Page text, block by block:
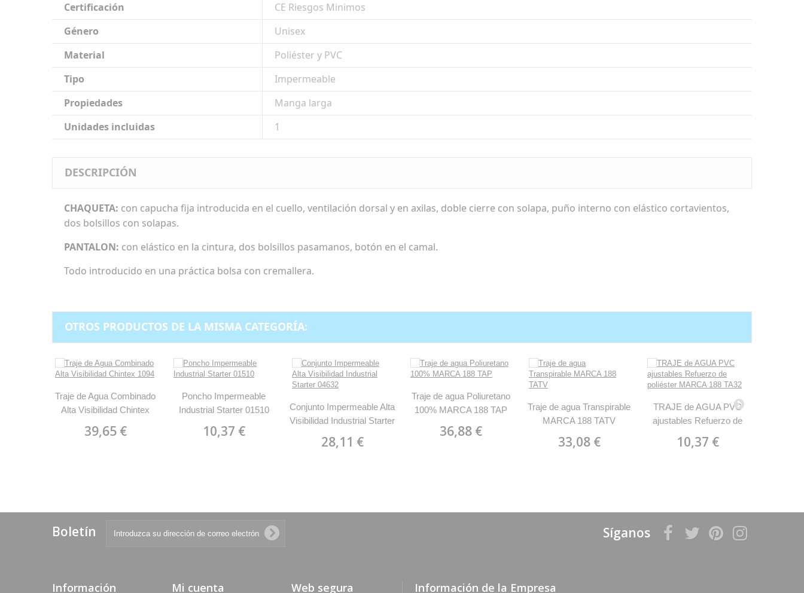
Certificación
CE Riesgos Minimos
Género
Unisex
Material
Poliéster y PVC
Tipo
Impermeable
Propiedades
Manga larga
Unidades incluidas
1
DESCRIPCIÓN
CHAQUETA: con capucha fija introducida en el cuello, ventilación dorsal y en axilas, doble cierre con solapa, puño interno con elástico cortavientos,
dos bolsillos con solapas.
PANTALON: con elástico en la cintura, dos bolsillos pasamanos, botón en el camal.
Todo introducido en una práctica bolsa con cremallera.
OTROS PRODUCTOS DE LA MISMA CATEGORÍA:
Traje de Agua Combinado
Alta Visibilidad Chintex
39,65 €
Poncho Impermeable
Industrial Starter 01510
10,37 €
Conjunto Impermeable Alta
Visibilidad Industrial Starter
28,11 €
Traje de agua Poliuretano
100% MARCA 188 TAP
36,88 €
Traje de agua Transpirable
MARCA 188 TATV
33,08 €
TRAJE de AGUA PVC
ajustables Refuerzo de
TA32
10,37 €
Boletín Síganos
Información Mi cuenta Web segura Información de la Empresa